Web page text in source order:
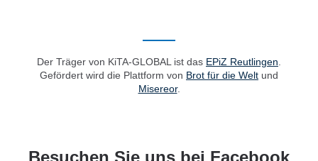
Der Träger von KiTA-GLOBAL ist das EPiZ Reutlingen
Gefördert wird die Plattform von Brot für die Welt und
Misereor.
Besuchen Sie uns bei Facebook